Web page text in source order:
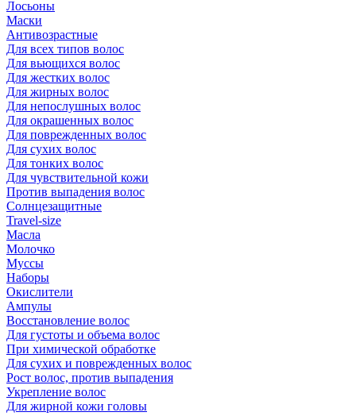
Лосьоны
Маски
Антивозрастные
Для всех типов волос
Для вьющихся волос
Для жестких волос
Для жирных волос
Для непослушных волос
Для окрашенных волос
Для поврежденных волос
Для сухих волос
Для тонких волос
Для чувствительной кожи
Против выпадения волос
Солнцезащитные
Travel-size
Масла
Молочко
Муссы
Наборы
Окислители
Ампулы
Восстановление волос
Для густоты и объема волос
При химической обработке
Для сухих и поврежденных волос
Рост волос, против выпадения
Укрепление волос
Для жирной кожи головы